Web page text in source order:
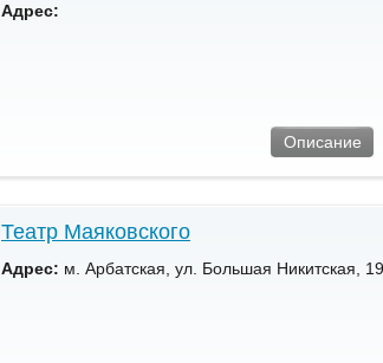
Адрес:
Описание
Театр Маяковского
Адрес: м. Арбатская, ул. Большая Никитская,